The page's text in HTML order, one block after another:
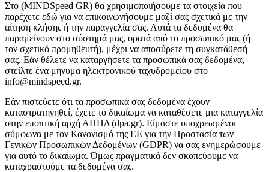
Στo (MINDSpeed GR) θα χρησιμοποιήσουμε τα στοιχεία που
παρέχετε εδώ για να επικοινωνήσουμε μαζί σας σχετικά με την
αίτηση κλήσης ή την παραγγελία σας. Αυτά τα δεδομένα θα
παραμείνουν στο σύστημά μας, ορατά από το προσωπικό μας (ή
τον σχετικό προμηθευτή), μέχρι να αποσύρετε τη συγκατάθεσή
σας. Εάν θέλετε να καταργήσετε τα προσωπικά σας δεδομένα,
στείλτε ένα μήνυμα ηλεκτρονικού ταχυδρομείου στο
info@mindspeed.gr.
Εάν πιστεύετε ότι τα προσωπικά σας δεδομένα έχουν
καταστρατηγηθεί, έχετε το δικαίωμα να καταθέσετε μια καταγγελία
στην εποπτική αρχή ΑΠΠΔ (dpa.gr). Είμαστε υποχρεωμένοι
σύμφωνα με τον Κανονισμό της ΕΕ για την Προστασία των
Γενικών Προσωπικών Δεδομένων (GDPR) να σας ενημερώσουμε
για αυτό το δικαίωμα. Όμως πραγματικά δεν σκοπεύουμε να
καταχραστούμε τα δεδομένα σας.